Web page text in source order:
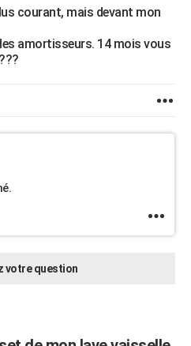
courant, mais devant mon
amortisseurs. 14 mois vous
votre question